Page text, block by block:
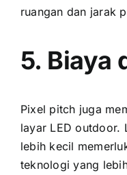
ruangan dаn jarak
5. Biaya
Pixel pitch јugа
layar LED outdoor.
lеbіh kесіl
teknologi уаng